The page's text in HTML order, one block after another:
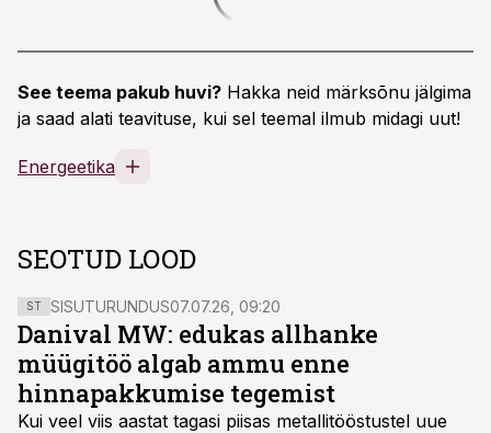
See teema pakub huvi? Hakka neid märksõnu jälgima
ja saad alati teavituse, kui sel teemal ilmub midagi uut!
Energeetika
SEOTUD LOOD
ST SISUTURUNDUS07.07.26, 09:20
Danival MW: edukas allhanke
müügitöö algab ammu enne
hinnapakkumise tegemist
Kui veel viis aastat tagasi piisas metallitööstustel uue